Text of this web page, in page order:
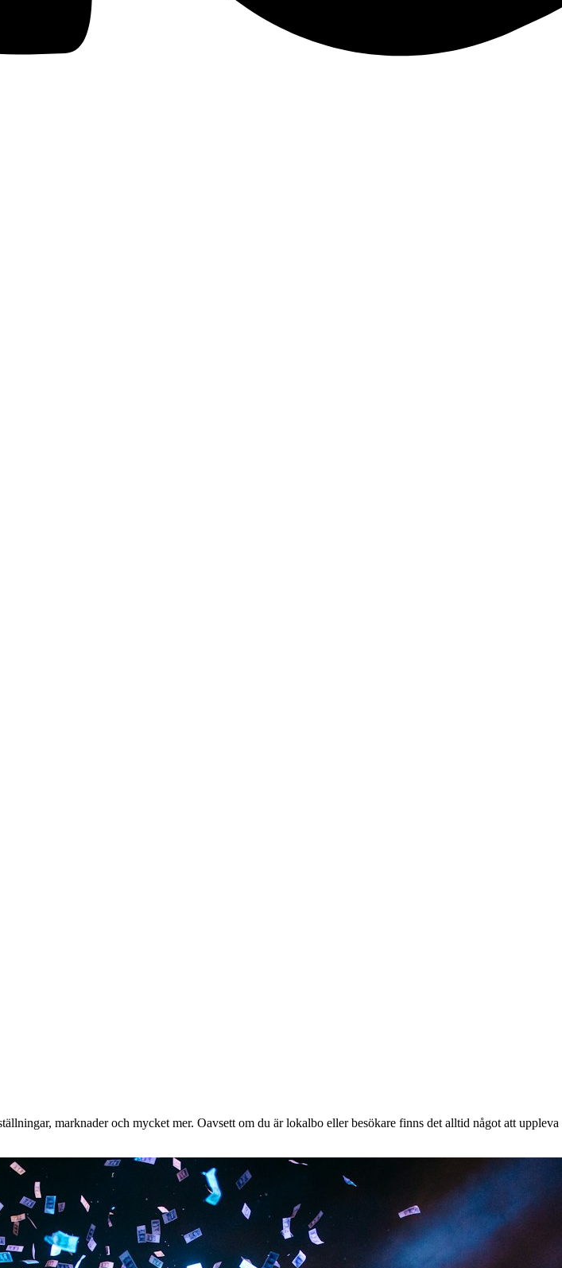
marknader och mycket mer. Oavsett om du är lokalbo eller besökare finns det alltid något att uppleva